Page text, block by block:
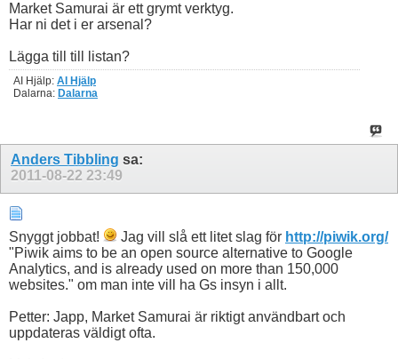
Market Samurai är ett grymt verktyg.
Har ni det i er arsenal?
Lägga till till listan?
AI Hjälp: AI Hjälp
Dalarna: Dalarna
Anders Tibbling sa:
2011-08-22 23:49
Snyggt jobbat! Jag vill slå ett litet slag för http://piwik.org/
"Piwik aims to be an open source alternative to Google
Analytics, and is already used on more than 150,000
websites." om man inte vill ha Gs insyn i allt.
Petter: Japp, Market Samurai är riktigt användbart och
uppdateras väldigt ofta.